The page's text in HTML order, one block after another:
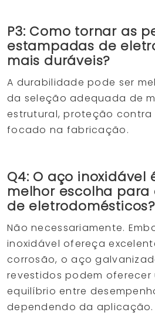
P3: Como tornar as
estampadas de
mais duráveis?
A durabilidade pode ser
da seleção adequada de
estrutural, proteção
focado na fabricação.
Q4: O aço inoxidável
melhor escolha
de eletrodomésticos?
Não necessariamente.
inoxidável ofereça
corrosão, o aço
revestidos podem oferecer
equilíbrio entre
dependendo da aplicação.